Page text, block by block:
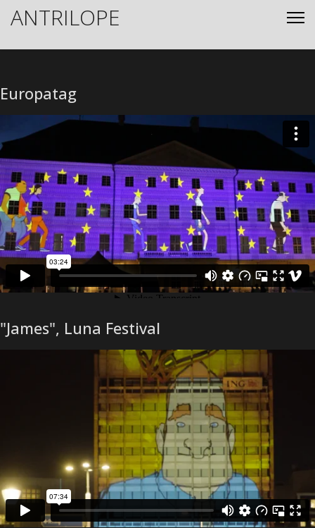
ANTRILOPE
Europatag
"James", Luna Festival